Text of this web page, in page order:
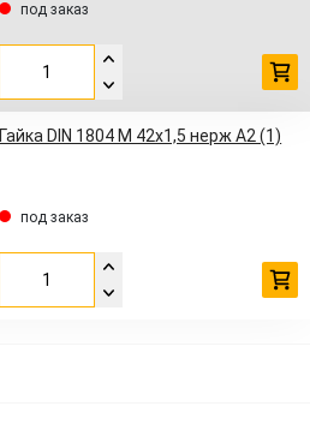
под заказ
Гайка DIN 1804 M 42x1,5 нерж A2 (1)
под заказ